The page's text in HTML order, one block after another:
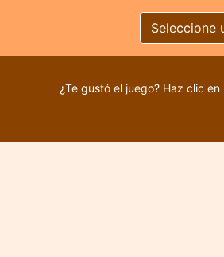
Seleccione
¿Te gustó el juego? Haz clic